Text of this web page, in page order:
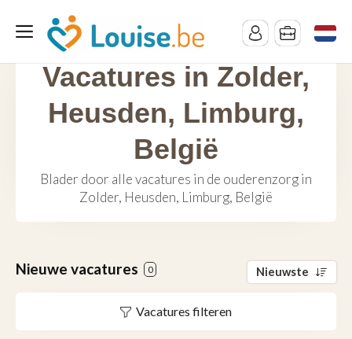
Vacatures in Zolder,
Heusden, Limburg,
België
Blader door alle vacatures in de ouderenzorg in
Zolder, Heusden, Limburg, België
Nieuwe vacatures 0 Nieuwste
Vacatures filteren